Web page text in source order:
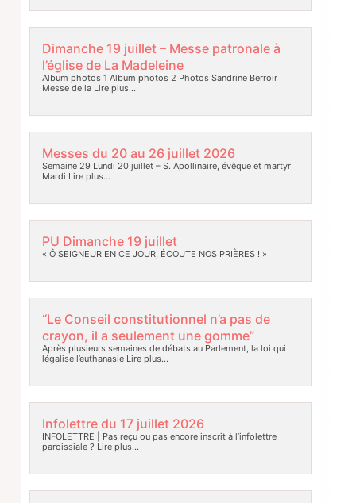
Dimanche 19 juillet – Messe patronale à
l’église de La Madeleine
Album photos 1 Album photos 2 Photos Sandrine Berroir
Messe de laLire plus…
Messes du 20 au 26 juillet 2026
Semaine 29 Lundi 20 juillet – S. Apollinaire, évêque et martyr
Mardi Lire plus…
PU Dimanche 19 juillet
« Ô SEIGNEUR EN CE JOUR, ÉCOUTE NOS PRIÈRES ! »
“Le Conseil constitutionnel n’a pas de
crayon, il a seulement une gomme”
Après plusieurs semaines de débats au Parlement, la loi qui
légalise l’euthanasieLire plus…
Infolettre du 17 juillet 2026
INFOLETTRE | Pas reçu ou pas encore inscrit à l’infolettre
paroissiale ? Lire plus…